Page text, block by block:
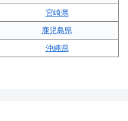
宮崎県
鹿児島県
沖縄県